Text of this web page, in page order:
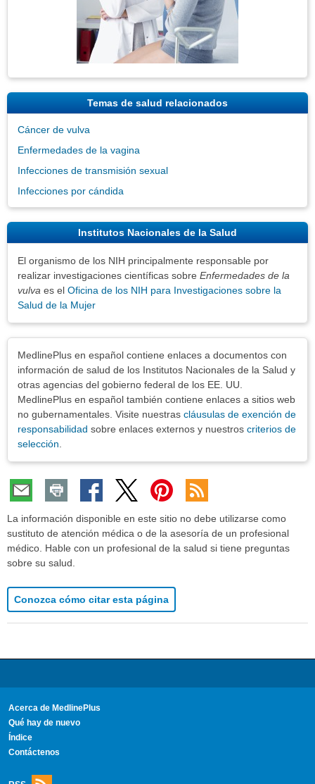
Temas de salud relacionados
Cáncer de vulva
Enfermedades de la vagina
Infecciones de transmisión sexual
Infecciones por cándida
Institutos Nacionales de la Salud
El organismo de los NIH principalmente responsable por
realizar investigaciones científicas sobre Enfermedades de la
vulva es el Oficina de los NIH para Investigaciones sobre la
Salud de la Mujer
MedlinePlus en español contiene enlaces a documentos con
información de salud de los Institutos Nacionales de la Salud y
otras agencias del gobierno federal de los EE. UU.
MedlinePlus en español también contiene enlaces a sitios web
no gubernamentales. Visite nuestras cláusulas de exención de
responsabilidad sobre enlaces externos y nuestros criterios de
selección
La información disponible en este sitio no debe utilizarse como
sustituto de atención médica o de la asesoría de un profesional
médico. Hable con un profesional de la salud si tiene preguntas
sobre su salud.
Conozca cómo citar esta página
Acerca de MedlinePlus
Qué hay de nuevo
Índice
Contáctenos